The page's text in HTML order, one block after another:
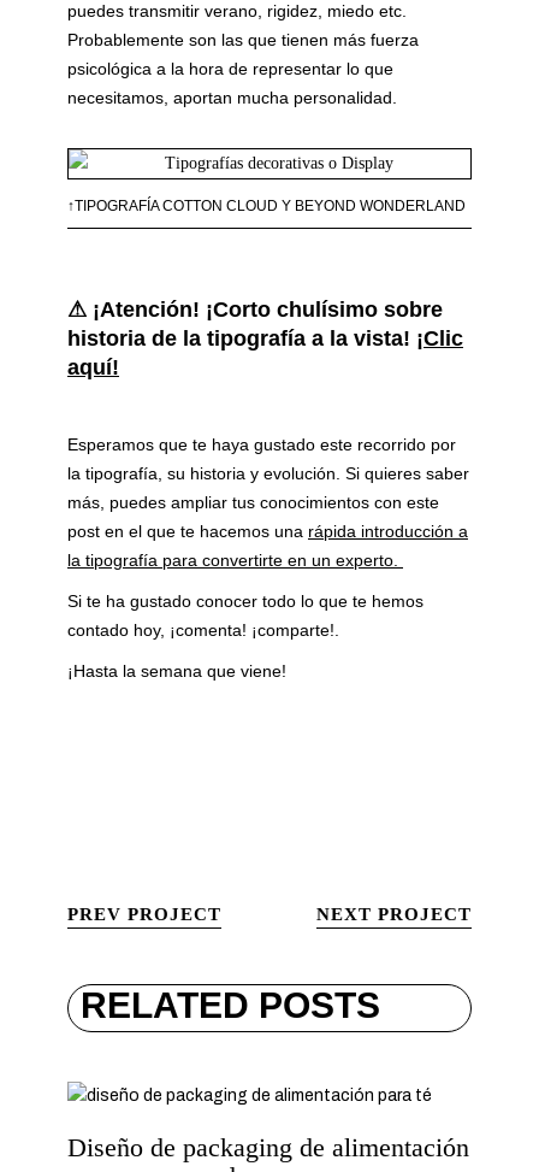
puedes transmitir verano, rigidez, miedo etc.
Probablemente son las que tienen más fuerza
psicológica a la hora de representar lo que
necesitamos, aportan mucha personalidad.
↑TIPOGRAFÍA COTTON CLOUD Y BEYOND WONDERLAND
⚠ ¡Atención! ¡Corto chulísimo sobre
historia de la tipografía a la vista! ¡Clic
aquí!
Esperamos que te haya gustado este recorrido por
la tipografía, su historia y evolución. Si quieres saber
más, puedes ampliar tus conocimientos con este
post en el que te hacemos una rápida introducción a
la tipografía para convertirte en un experto.
Si te ha gustado conocer todo lo que te hemos
contado hoy, ¡comenta! ¡comparte!.
¡Hasta la semana que viene!
PREV PROJECT NEXT PROJECT
RELATED POSTS
Diseño de packaging de alimentación